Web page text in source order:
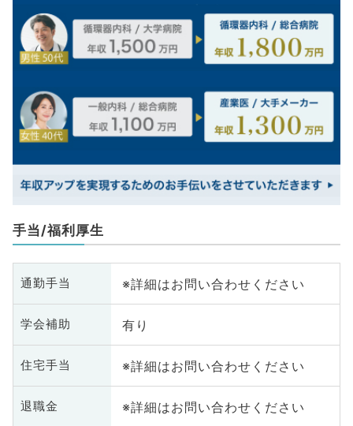
手当/福利厚生
通勤手当 ※詳細はお問い合わせください
学会補助 有り
住宅手当 ※詳細はお問い合わせください
退職金 ※詳細はお問い合わせください